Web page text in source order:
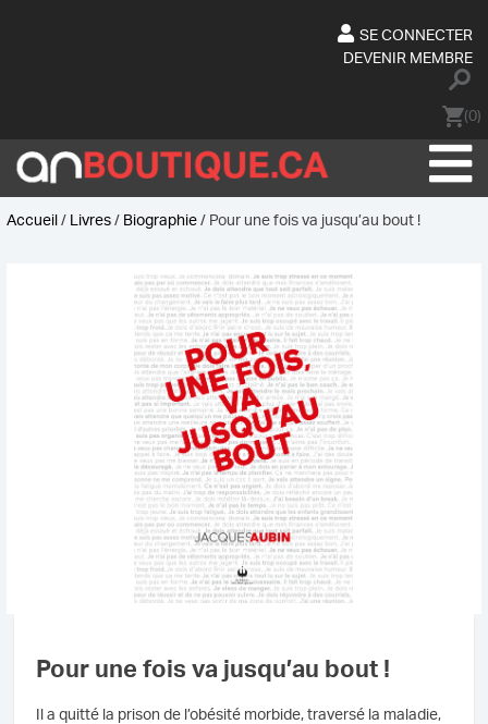
SE CONNECTER
DEVENIR MEMBRE
(0)
Accueil/ Livres/ Biographie/ Pour une fois va jusqu’au bout !
Pour une fois va jusqu’au bout !
Il a quitté la prison de l’obésité morbide, traversé la maladie,